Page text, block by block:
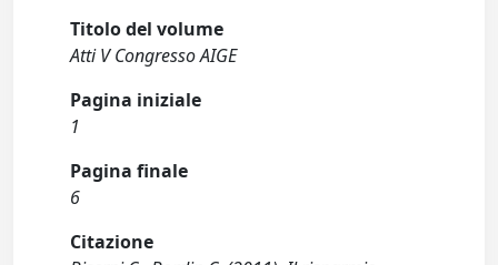
Titolo del volume
Atti V Congresso AIGE
Pagina iniziale
1
Pagina finale
6
Citazione